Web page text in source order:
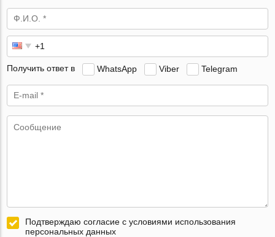
Получить ответ в WhatsApp Viber Telegram
Подтверждаю согласие с условиями использования
персональных данных